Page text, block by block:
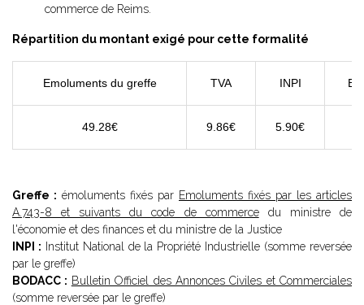
commerce de Reims.
Répartition du montant exigé pour cette formalité
Emoluments du greffe TVA INPI
49.28€ 9.86€ 5.90€
Greffe : émoluments fixés par Emoluments fixés par les articles
A.743-8 et suivants du code de commercedu ministre de
l'économie et des finances et du ministre de la Justice
INPI : Institut National de la Propriété Industrielle (somme reversée
par le greffe)
BODACC : Bulletin Officiel des Annonces Civiles et Commerciales
(somme reversée par le greffe)